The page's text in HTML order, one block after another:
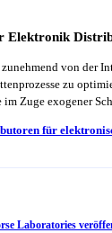
Elektronik
von der
zu
im Zuge exogener
für
Laboratories